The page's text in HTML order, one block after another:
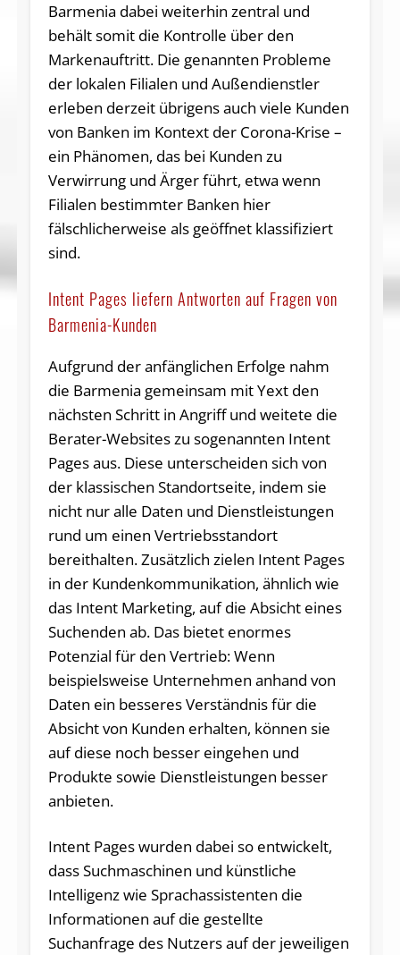
Barmenia dabei weiterhin zentral und
behält somit die Kontrolle über den
Markenauftritt. Die genannten Probleme
der lokalen Filialen und Außendienstler
erleben derzeit übrigens auch viele Kunden
von Banken im Kontext der Corona-Krise –
ein Phänomen, das bei Kunden zu
Verwirrung und Ärger führt, etwa wenn
Filialen bestimmter Banken hier
fälschlicherweise als geöffnet klassifiziert
sind.
Intent Pages liefern Antworten auf Fragen von
Barmenia-Kunden
Aufgrund der anfänglichen Erfolge nahm
die Barmenia gemeinsam mit Yext den
nächsten Schritt in Angriff und weitete die
Berater-Websites zu sogenannten Intent
Pages aus. Diese unterscheiden sich von
der klassischen Standortseite, indem sie
nicht nur alle Daten und Dienstleistungen
rund um einen Vertriebsstandort
bereithalten. Zusätzlich zielen Intent Pages
in der Kundenkommunikation, ähnlich wie
das Intent Marketing, auf die Absicht eines
Suchenden ab. Das bietet enormes
Potenzial für den Vertrieb: Wenn
beispielsweise Unternehmen anhand von
Daten ein besseres Verständnis für die
Absicht von Kunden erhalten, können sie
auf diese noch besser eingehen und
Produkte sowie Dienstleistungen besser
anbieten.
Intent Pages wurden dabei so entwickelt,
dass Suchmaschinen und künstliche
Intelligenz wie Sprachassistenten die
Informationen auf die gestellte
Suchanfrage des Nutzers auf der jeweiligen